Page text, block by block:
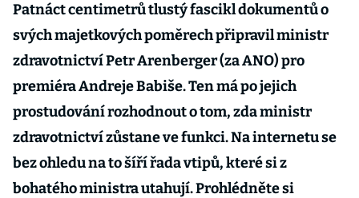
Patnáct centimetrů tlustý fascikl dokumentů o
svých majetkových poměrech připravil ministr
zdravotnictví Petr Arenberger (za ANO) pro
premiéra Andreje Babiše. Ten má po jejich
prostudování rozhodnout o tom, zda ministr
zdravotnictví zůstane ve funkci. Na internetu se
bez ohledu na to šíří řada vtipů, které si z
bohatého ministra utahují. Prohlédněte si